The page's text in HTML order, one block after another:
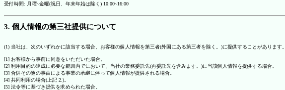
受付時間: 月曜~金曜(祝日、年末年始は除く) 10:00~16:00
3. 個人情報の第三社提供について
(1) 当社は、次のいずれかに該当する場合、お客様の個人情報を第三者(外国にある第三者を除く。)に提供することがあります。
[1] お客様から事前に同意をいただいた場合。
[2] 利用目的の達成に必要な範囲内でにおいて、当社の業務委託先(再委託先を含みます。)に当該個人情報を提供する場合。
[3] 合併その他の事由による事業の承継に伴って個人情報が提供される場合。
[4] 共同利用の場合(上記 2.)。
[5] 法令等に基づき提供を求められた場合。